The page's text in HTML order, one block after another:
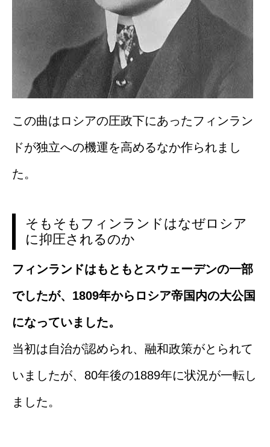
この曲はロシアの圧政下にあったフィンラン
ドが独立への機運を高めるなか作られまし
た。
そもそもフィンランドはなぜロシア
に抑圧されるのか
フィンランドはもともとスウェーデンの一部
でしたが、1809年からロシア帝国内の大公国
になっていました。
当初は自治が認められ、融和政策がとられて
いましたが、80年後の1889年に状況が一転し
ました。